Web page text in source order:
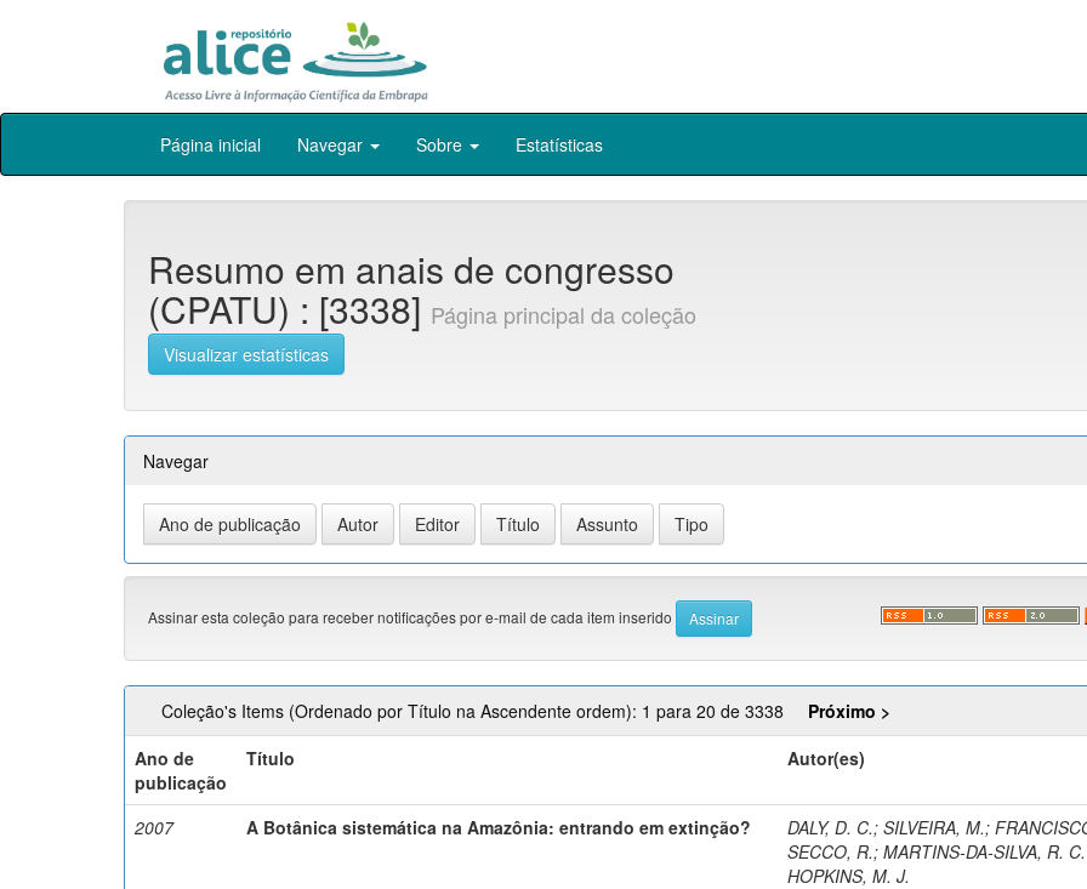
Skip
Página inicial Navegar Sobre Estatísticas
Resumo em anais de congresso
(CPATU) : [3338] Página principal da coleção
Visualizar estatísticas
Navegar
Assinar esta coleção para receber notificações por e-mail de cada item inserido
Coleção's Items (Ordenado por Título na Ascendente ordem): 1 para 20 de 3338
Próximo >
Ano de
publicação
Título Autor(es)
2007 A Botânica sistemática na Amazônia: entrando em extinção? DALY, D. C.;SILVEIRA, M.;
SECCO, R.;MARTINS-DA-SILVA, R.
HOPKINS, M. J.